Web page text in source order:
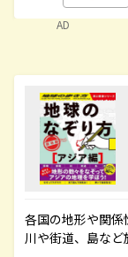
AD
各国の地形や関係
川や街道、島など